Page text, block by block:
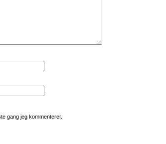
gang jeg kommenterer.